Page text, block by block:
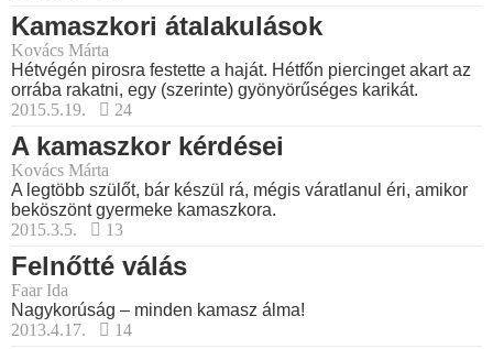
Kamaszkori átalakulások
Kovács Márta
Hétvégén pirosra festette a haját. Hétfőn piercinget akart az
orrába rakatni, egy (szerinte) gyönyörűséges karikát.
2015.5.19.
24
A kamaszkor kérdései
Kovács Márta
A legtöbb szülőt, bár készül rá, mégis váratlanul éri, amikor
beköszönt gyermeke kamaszkora.
2015.3.5.
13
Felnőtté válás
Faar Ida
Nagykorúság – minden kamasz álma!
2013.4.17.
14